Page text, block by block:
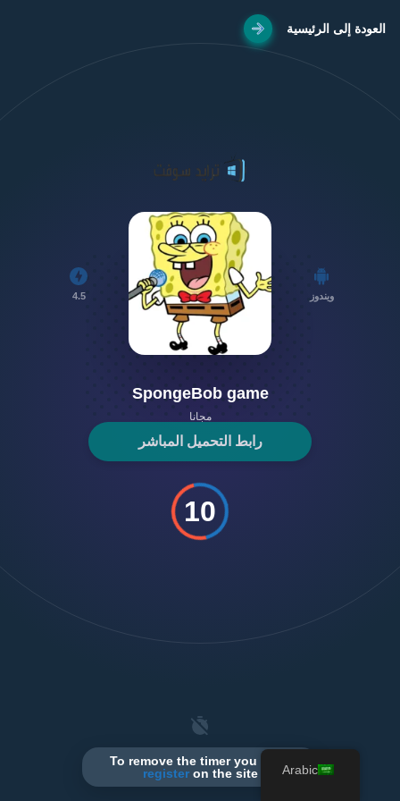
العودة إلى الرئيسية
ويندوز 4.5
SpongeBob game
مجانا
رابط التحميل المباشر
10
To remove the timer you need
registeron the site Arabic